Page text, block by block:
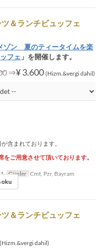
ツ＆ランチビュッフェ
ゾン 夏のティータイムを楽
フェ 」を開催します。
⇒¥ 3.600 (Hizm.&vergi dahil)
含まれております。
ご用意させて頂いております。
Günler Cmt, Pzr, Bayram
oku
ツ＆ランチビュッフェ
(Hizm.&vergi dahil)